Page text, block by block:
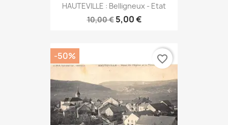
HAUTEVILLE : Belligneux - Etat
10,00 € 5,00 €
-50% favorite_border